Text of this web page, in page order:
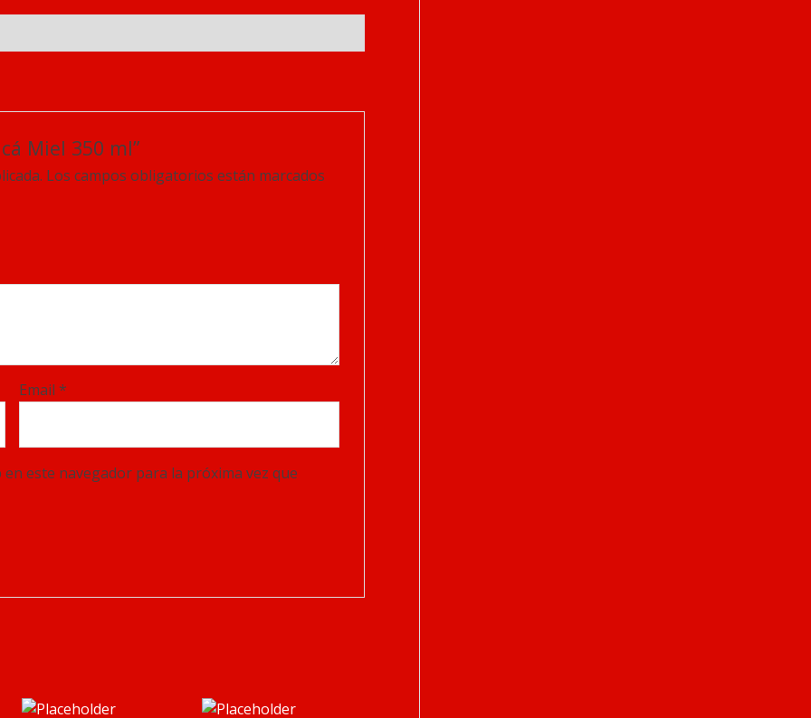
Miel 350 ml”
Los campos obligatorios están marcados
Email *
este navegador para la próxima vez que